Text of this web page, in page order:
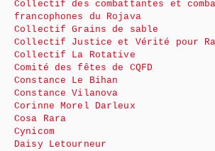
Collectif des combattantes et
francophones du Rojava
Collectif Grains de sable
Collectif Justice et Vérité pour
Collectif La Rotative
Comité des fêtes de CQFD
Constance Le Bihan
Constance Vilanova
Corinne Morel Darleux
Cosa Rara
Cynicom
Daisy Letourneur